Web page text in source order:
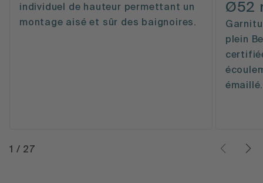
individuel de hauteur permettant un
montage aisé et sûr des baignoires.
Ø52
plein
émaillé.
1 / 27